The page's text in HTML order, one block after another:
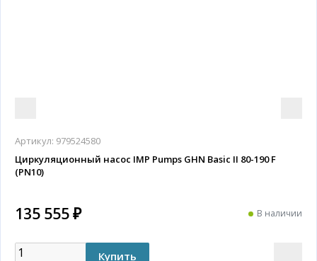
Артикул: 979524580
Циркуляционный насос IMP Pumps GHN Basic II 80-190 F
(PN10)
135 555 ₽ В наличии